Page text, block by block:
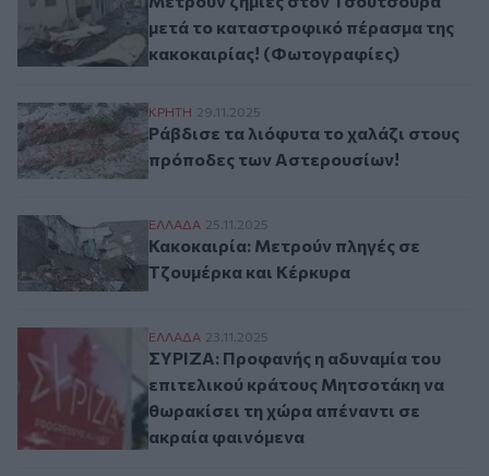
μετά το καταστροφικό πέρασμα της
κακοκαιρίας! (Φωτογραφίες)
Ράβδισε τα λιόφυτα το χαλάζι στους
ΚΡΗΤΗ 29.11.2025
Ράβδισε τα λιόφυτα το χαλάζι στους
πρόποδες των Αστερουσίων!
Κακοκαιρία: Μετρούν πληγές σε
ΕΛΛAΔΑ 25.11.2025
Κακοκαιρία: Μετρούν πληγές σε
Τζουμέρκα και Κέρκυρα
ΣΥΡΙΖΑ: Προφανής η αδυναμία του
ΕΛΛAΔΑ 23.11.2025
ΣΥΡΙΖΑ: Προφανής η αδυναμία του
επιτελικού κράτους Μητσοτάκη να
θωρακίσει τη χώρα απέναντι σε
ακραία φαινόμενα